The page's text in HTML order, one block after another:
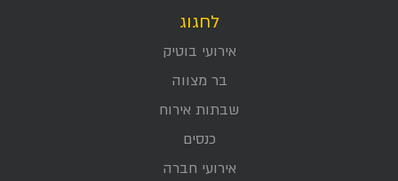
לחגוג
אירועי בוטיק
בר מצווה
שבתות אירוח
כנסים
אירועי חברה